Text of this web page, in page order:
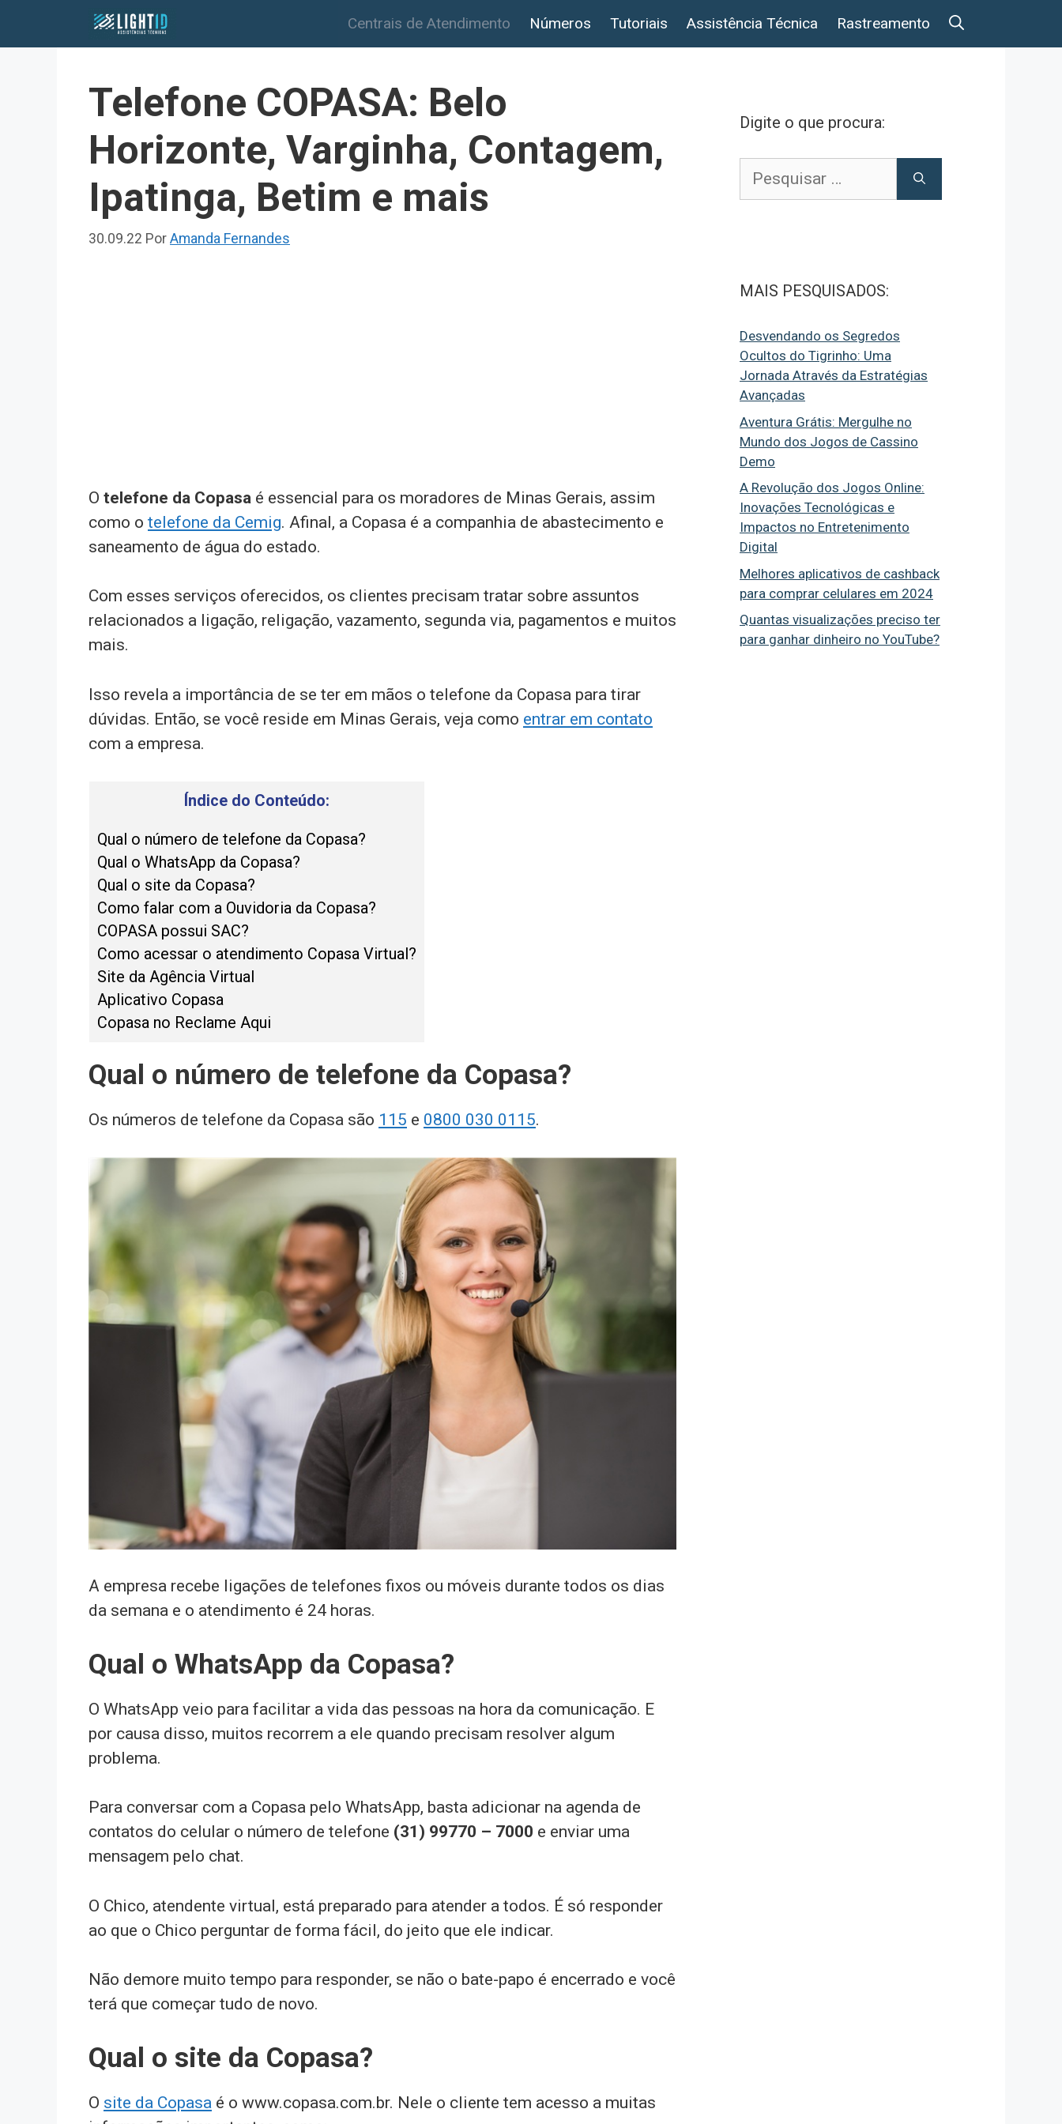
Centrais de Atendimento Números Tutoriais Assistência Técnica Rastreamento
Telefone COPASA: Belo
Horizonte, Varginha, Contagem,
Ipatinga, Betim e mais
30.09.22 PorAmanda Fernandes
O telefone da Copasa é essencial para os moradores de Minas Gerais, assim
como o telefone da Cemig. Afinal, a Copasa é a companhia de abastecimento e
saneamento de água do estado.
Com esses serviços oferecidos, os clientes precisam tratar sobre assuntos
relacionados a ligação, religação, vazamento, segunda via, pagamentos e muitos
mais.
Isso revela a importância de se ter em mãos o telefone da Copasa para tirar
dúvidas. Então, se você reside em Minas Gerais, veja como entrar em contato
com a empresa.
Índice do Conteúdo:
Qual o número de telefone da Copasa?
Qual o WhatsApp da Copasa?
Qual o site da Copasa?
Como falar com a Ouvidoria da Copasa?
COPASA possui SAC?
Como acessar o atendimento Copasa Virtual?
Site da Agência Virtual
Aplicativo Copasa
Copasa no Reclame Aqui
Qual o número de telefone da Copasa?
Os números de telefone da Copasa são 115 e 0800 030 0115.
A empresa recebe ligações de telefones fixos ou móveis durante todos os dias
da semana e o atendimento é 24 horas.
Qual o WhatsApp da Copasa?
O WhatsApp veio para facilitar a vida das pessoas na hora da comunicação. E
por causa disso, muitos recorrem a ele quando precisam resolver algum
problema.
Para conversar com a Copasa pelo WhatsApp, basta adicionar na agenda de
contatos do celular o número de telefone (31) 99770 – 7000 e enviar uma
mensagem pelo chat.
O Chico, atendente virtual, está preparado para atender a todos. É só responder
ao que o Chico perguntar de forma fácil, do jeito que ele indicar.
Não demore muito tempo para responder, se não o bate-papo é encerrado e você
terá que começar tudo de novo.
Qual o site da Copasa?
O site da Copasa é o www.copasa.com.br. Nele o cliente tem acesso a muitas
Digite o que procura:
por:
MAIS PESQUISADOS:
Desvendando os Segredos
Ocultos do Tigrinho: Uma
Jornada Através da Estratégias
Avançadas
Aventura Grátis: Mergulhe no
Mundo dos Jogos de Cassino
Demo
A Revolução dos Jogos Online:
Inovações Tecnológicas e
Impactos no Entretenimento
Digital
Melhores aplicativos de cashback
para comprar celulares em 2024
Quantas visualizações preciso ter
para ganhar dinheiro no YouTube?